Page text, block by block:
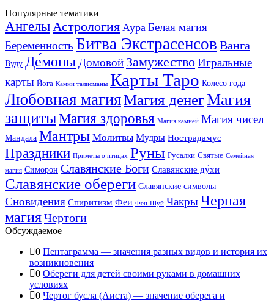
Популярные тематики
АнгелыАстрология Аура Белая магия
Беременность Битва Экстрасенсов Ванга
Вуду Де́моны Домовой ЗамужествоИгральные
карты Йога Камни талисманы Карты Таро Колесо года
Любовная магияМагия денегМагия
защитыМагия здоровья Магия камней Магия чисел
Мандала Мантры Молитвы Мудры Нострадамус
Праздники Приметы о птицах Руны Русалки Святые Семейная
магия Симорон Славянские Боги Славянские ду́хи
Славянские обереги Славянские символы
Сновидения Спиритизм Феи Фен-Шуй ЧакрыЧерная
магияЧертоги
Обсуждаемое
0 Пентаграмма — значения разных видов и история их
возникновения
0 Обереги для детей своими руками в домашних
условиях
0 Чертог бусла (Аиста) — значение оберега и